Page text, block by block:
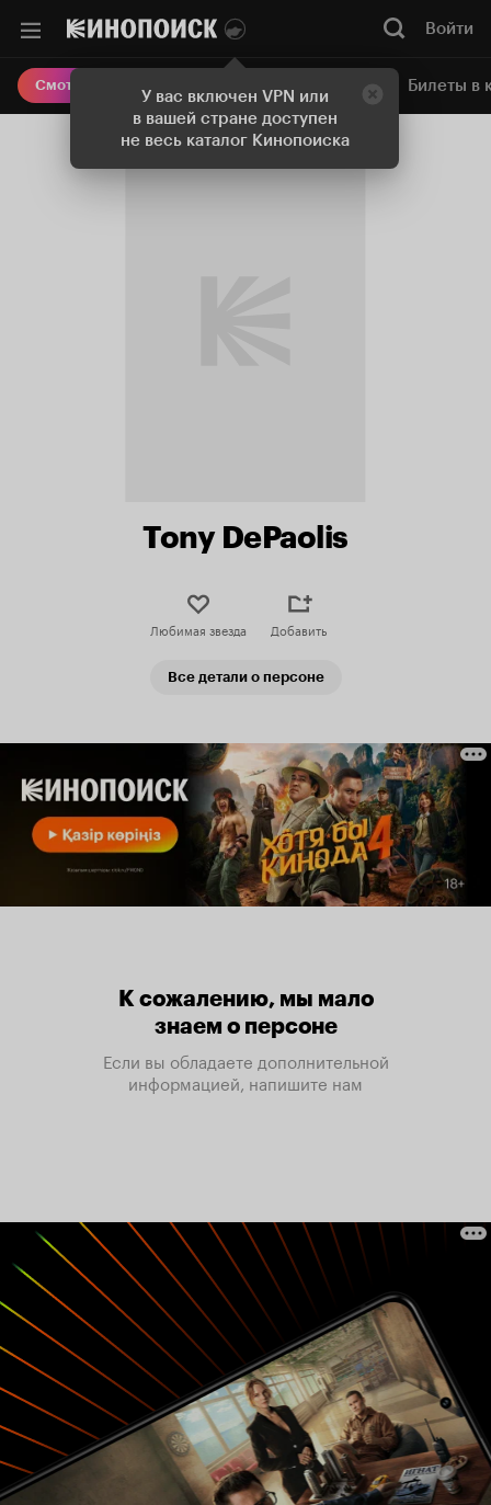
У вас включен VPN или
в вашей стране доступен
не весь каталог Кинопоиска
Войти
Смотреть кино Онлайн-кинотеатр Билеты в
Tony DePaolis
Любимая звезда Добавить
Все детали о персоне
К сожалению, мы мало
знаем о персоне
Если вы обладаете дополнительной
информацией, напишите нам